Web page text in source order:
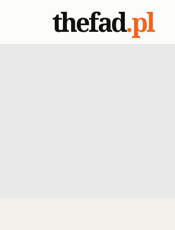
thefad.pl